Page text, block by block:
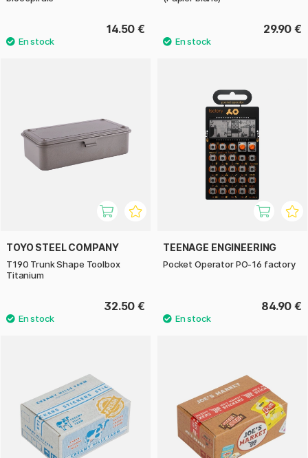
14.50 € 29.90 €
TOYO STEEL COMPANY
T190 Trunk Shape Toolbox
Titanium
32.50 €
TEENAGE ENGINEERING
Pocket Operator PO-16 factory
84.90 €